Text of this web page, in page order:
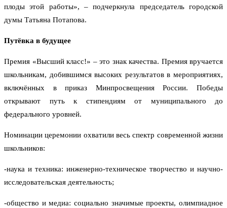
плоды этой работы», – подчеркнула председатель городской
думы Татьяна Потапова.
Путёвка в будущее
Премия «Высший класс!» – это знак качества. Премия вручается
школьникам, добившимся высоких результатов в мероприятиях,
включённых в приказ Минпросвещения России. Победы
открывают путь к стипендиям от муниципального до
федерального уровней.
Номинации церемонии охватили весь спектр современной жизни
школьников:
-наука и техника: инженерно-техническое творчество и научно-
исследовательская деятельность;
-общество и медиа: социально значимые проекты, олимпиадное